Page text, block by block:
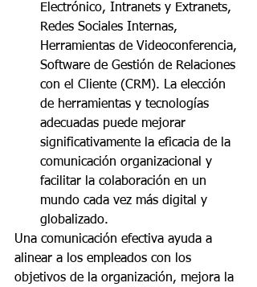
Electrónico, Intranets y Extranets,
Redes Sociales Internas,
Herramientas de Videoconferencia,
Software de Gestión de Relaciones
con el Cliente (CRM). La elección
de herramientas y tecnologías
adecuadas puede mejorar
significativamente la eficacia de la
comunicación organizacional y
facilitar la colaboración en un
mundo cada vez más digital y
globalizado.
Una comunicación efectiva ayuda a
alinear a los empleados con los
objetivos de la organización, mejora la